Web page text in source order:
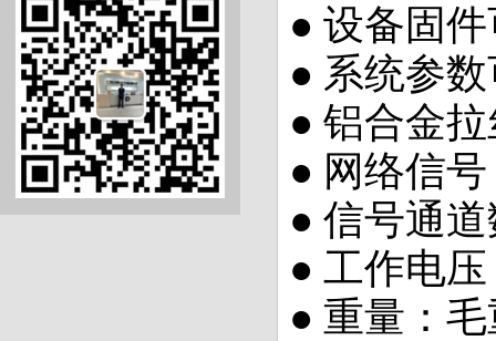
● 设备固
● 系统参
● 铝合金
● 网络信号
● 信号通
● 工作电
● 重量：